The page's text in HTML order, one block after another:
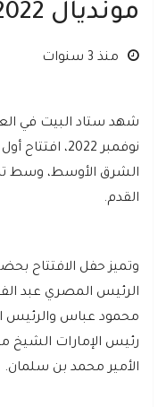
مونديال 2022 في قطر.. شاهد
منذ 3 سنوات
نوفمبر 2022،
الشرق الأوسط، وسط
القدم.
وتميز حفل الافتتاح
الرئيس المصري عبد
محمود عباس والرئيس
رئيس الإمارات الشيخ
الأمير محمد بن سلمان.